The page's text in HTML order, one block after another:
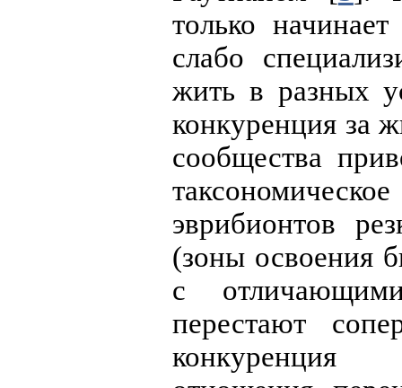
только
слабо
жить в разных
конкуренция за
сообщества
эврибионтов
(зоны освоения
с
перестают
конкуренция